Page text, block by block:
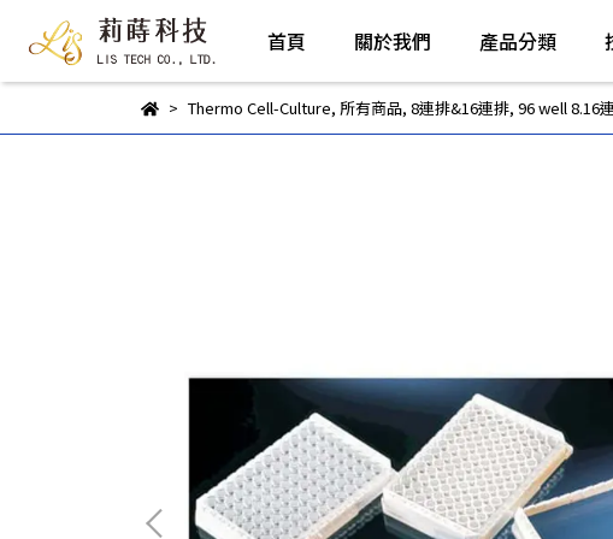
首頁 關於我們 產品分類
Thermo Cell-Culture, 所有商品, 8連排&16連排, 96 well 8.16